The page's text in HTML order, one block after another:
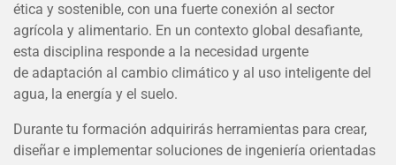
ética y sostenible, con una fuerte conexión al sector
agrícola y alimentario. En un contexto global desafiante,
esta disciplina responde a la necesidad urgente
de adaptación al cambio climático y al uso inteligente del
agua, la energía y el suelo.
Durante tu formación adquirirás herramientas para crear,
diseñar e implementar soluciones de ingeniería orientadas